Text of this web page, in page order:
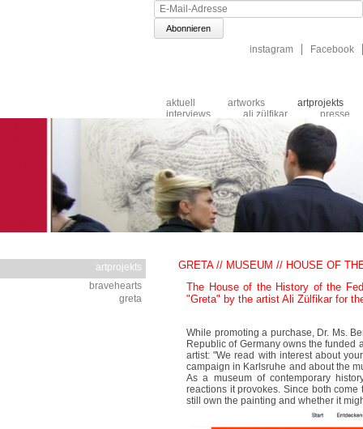
E-
Mail-
Adresse
Navigation
instagram Facebook
Navigation
überspringen
aktuell artworks
artprojekts
interviews
ali zülfikar
presse
publikums
impressum
GRETA // MUSEUM // HOUSE OF
The House of the History of the
"Greta" by the artist Ali Zülfikar for
While promoting a purchase, Dr. Ms.
Republic of Germany owns the funded
artist: "We read with interest about
campaign in Karlsruhe and about the
As a museum of contemporary
reactions it provokes. Since both
still own the painting and whether it
artprojekts
bravehearts
greta